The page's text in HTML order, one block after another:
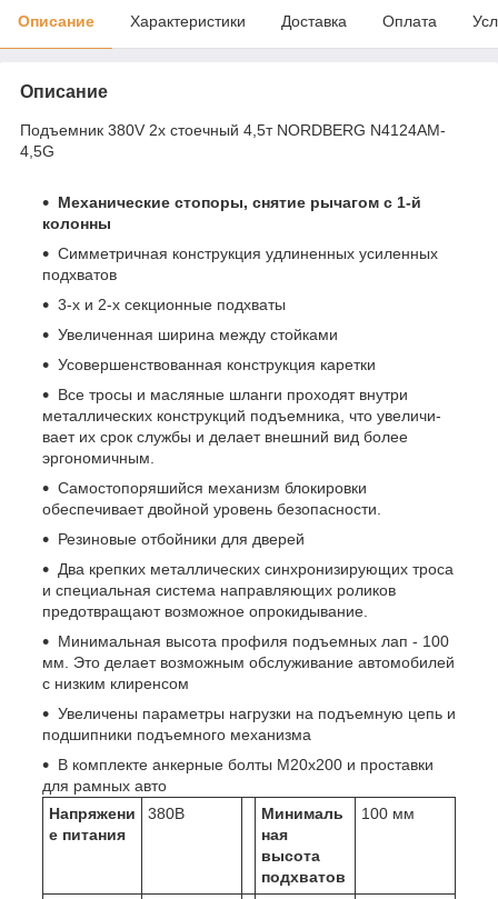
Описание Характеристики Доставка Оплата
Описание
Подъемник 380V 2х стоечный 4,5т NORDBERG N4124AM-
4,5G
Механические стопоры, снятие рычагом с 1-й
колонны
Симметричная конструкция удлиненных усиленных
подхватов
3-х и 2-х секционные подхваты
Увеличенная ширина между стойками
Усовершенствованная конструкция каретки
Все тросы и масляные шланги проходят внутри
металлических конструкций подъемника, что увеличи­
вает их срок службы и делает внешний вид более
эргономичным.
Самостопоряшийся механизм блокировки
обеспечивает двойной уровень безопасности.
Резиновые отбойники для дверей
Два крепких металлических синхронизирующих троса
и специальная система направляющих роликов
предотвращают возможное опрокидывание.
Минимальная высота профиля подъемных лап - 100
мм. Это делает возможным обслуживание авто­мобилей
с низким клиренсом
Увеличены параметры нагрузки на подъемную цепь и
подшипники подъемного механизма
В комплекте анкерные болты M20x200 и проставки
для рамных авто
Напряжени
е питания
380В
Минималь
ная
высота
подхватов
100 мм